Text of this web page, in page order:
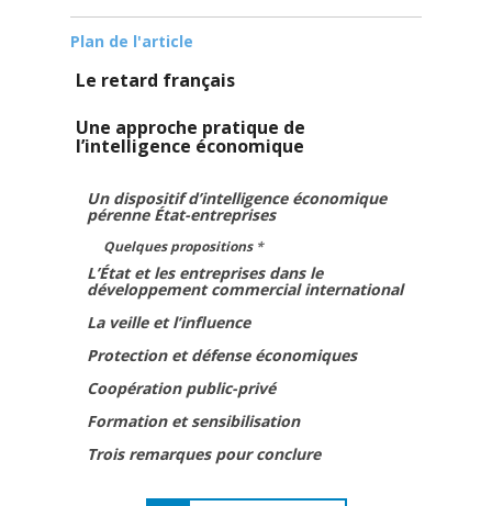
Plan de l'article
Le retard français
Une approche pratique de
l’intelligence économique
Un dispositif d’intelligence économique
pérenne État-entreprises
Quelques propositions *
L’État et les entreprises dans le
développement commercial international
La veille et l’influence
Protection et défense économiques
Coopération public-privé
Formation et sensibilisation
Trois remarques pour conclure